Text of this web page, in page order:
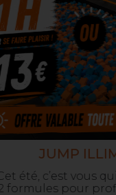
! 🤸
du parc :🎟️ 1